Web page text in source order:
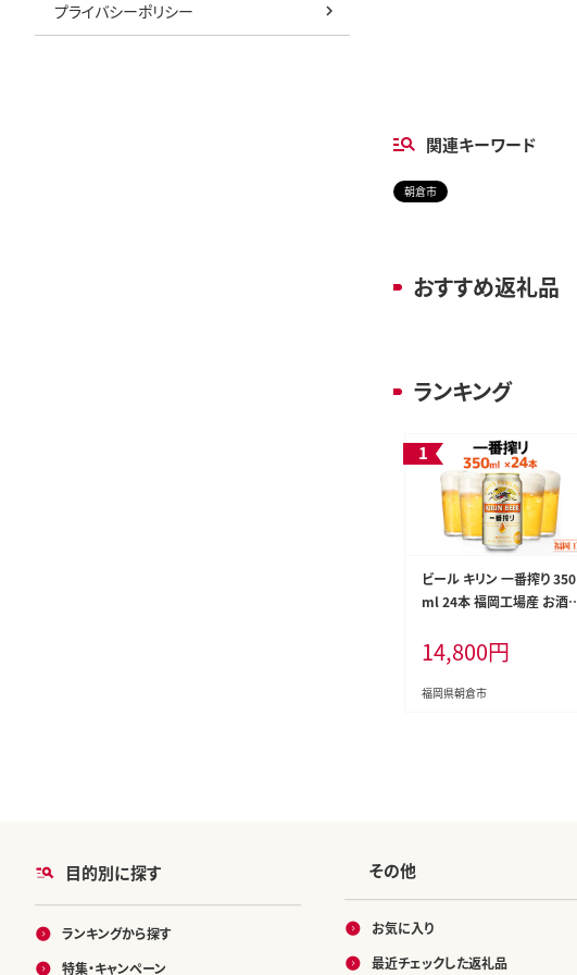
プライバシーポリシー
関連キーワード
朝倉市
おすすめ返礼品
ランキング
ビール キリン 一番搾り 350
ml 24本 福岡工場産 お酒
ール ギフト 内祝い ケース
一番搾り麦汁 麦100％ すみ
きった味わい
14,800円
福岡県朝倉市
目的別に探す
ランキングから探す
特集・キャンペーン
その他
お気に入り
最近チェックした返礼品